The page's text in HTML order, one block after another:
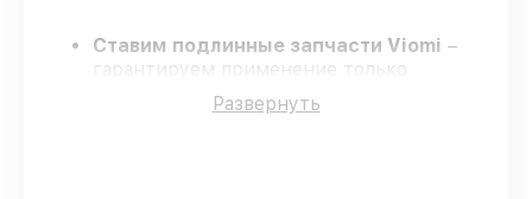
Ставим подлинные запчасти Viomi –
гарантируем применение только
подлинных комплектующих.
Опытные мастера– проходят строгий
Развернуть